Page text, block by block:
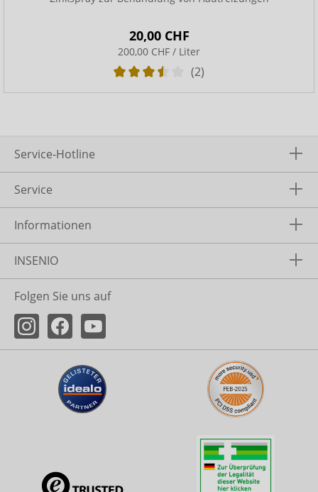
20,00 CHF
200,00 CHF / Liter
(2)
Service-Hotline
Service
Informationen
INSENIO
Folgen Sie uns auf